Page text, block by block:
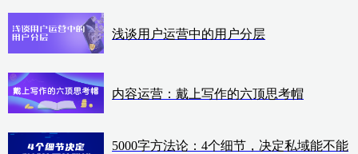
浅谈用户运营中的用户分层
内容运营：戴上写作的六顶思考帽
5000字方法论：4个细节，决定私域能不能